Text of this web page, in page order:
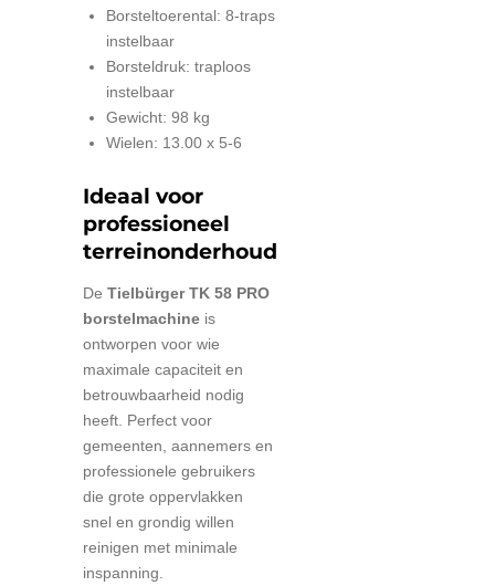
Borsteltoerental: 8-traps
instelbaar
Borsteldruk: traploos
instelbaar
Gewicht: 98 kg
Wielen: 13.00 x 5-6
Ideaal voor
professioneel
terreinonderhoud
De Tielbürger TK 58 PRO
borstelmachine is
ontworpen voor wie
maximale capaciteit en
betrouwbaarheid nodig
heeft. Perfect voor
gemeenten, aannemers en
professionele gebruikers
die grote oppervlakken
snel en grondig willen
reinigen met minimale
inspanning.